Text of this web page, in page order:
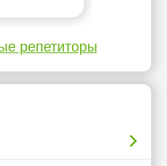
репетиторы